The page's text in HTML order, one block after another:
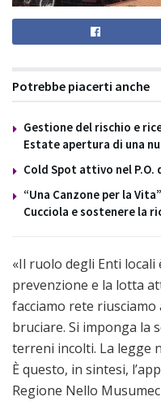
Potrebbe piacerti anche
Gestione del rischio e
Estate apertura di una
Cold Spot attivo nel P.O.
“Una Canzone per la
Cucciola e sostenere la
«Il ruolo degli Enti
prevenzione e la lotta
facciamo rete riusciamo
bruciare. Si imponga la
terreni incolti. La legge
È questo, in sintesi,
Regione Nello